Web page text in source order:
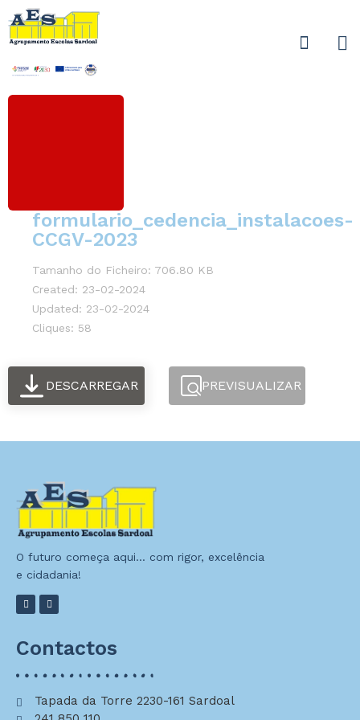
formulario_cedencia_instalacoes-
CCGV-2023
Tamanho do Ficheiro: 706.80 KB
Created: 23-02-2024
Updated: 23-02-2024
Cliques: 58
DESCARREGAR PREVISUALIZAR
O futuro começa aqui… com rigor, excelência
e cidadania!
Contactos
Tapada da Torre 2230-161 Sardoal